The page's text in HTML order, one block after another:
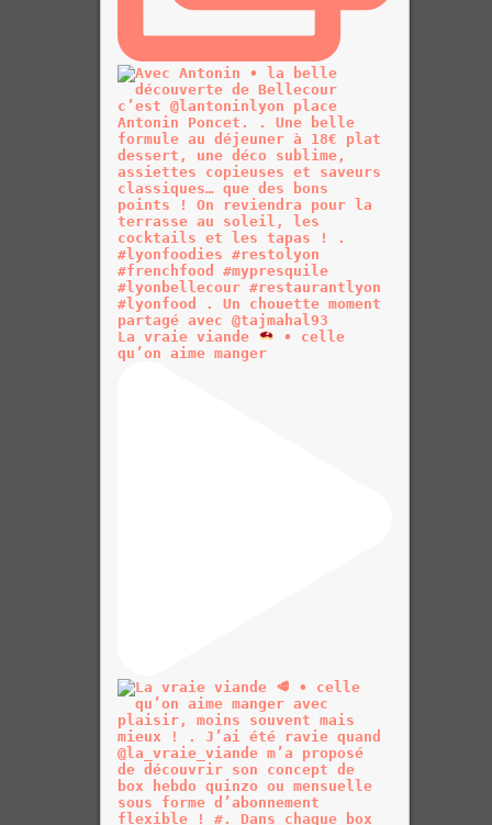
La vraie viande
• celle
qu’on aime manger